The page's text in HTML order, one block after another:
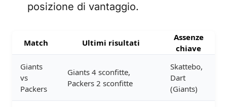
posizione di vantaggio.
Match Ultimi risultati
Assenze
chiave
Giants
vs
Packers
Giants 4 sconfitte,
Packers 2 sconfitte
Skattebo,
Dart
(Giants)